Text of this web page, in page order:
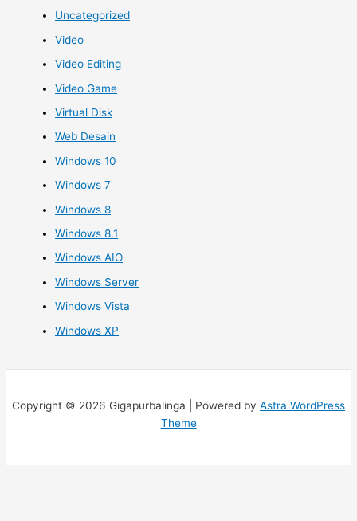
Uncategorized
Video
Video Editing
Video Game
Virtual Disk
Web Desain
Windows 10
Windows 7
Windows 8
Windows 8.1
Windows AIO
Windows Server
Windows Vista
Windows XP
Copyright © 2026 Gigapurbalinga | Powered by Astra WordPress
Theme